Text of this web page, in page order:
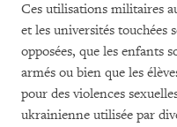
Ces utilisations militaires
et les universités touchées
opposées, que les enfants
armés ou bien que les
pour des violences
ukrainienne utilisée par